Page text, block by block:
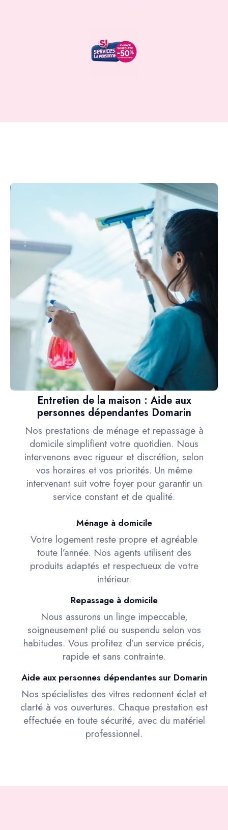
Entretien de la maison : Aide aux
personnes dépendantes Domarin
Nos prestations de ménage et repassage à
domicile simplifient votre quotidien. Nous
intervenons avec rigueur et discrétion, selon
vos horaires et vos priorités. Un même
intervenant suit votre foyer pour garantir un
service constant et de qualité.
Ménage à domicile
Votre logement reste propre et agréable
toute l’année. Nos agents utilisent des
produits adaptés et respectueux de votre
intérieur.
Repassage à domicile
Nous assurons un linge impeccable,
soigneusement plié ou suspendu selon vos
habitudes. Vous profitez d’un service précis,
rapide et sans contrainte.
Aide aux personnes dépendantes sur Domarin
Nos spécialistes des vitres redonnent éclat et
clarté à vos ouvertures. Chaque prestation est
effectuée en toute sécurité, avec du matériel
professionnel.